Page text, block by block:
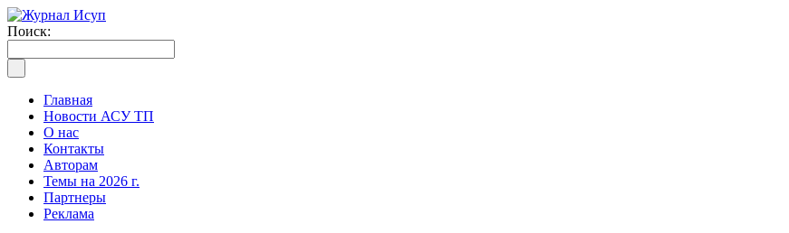
Поиск:
Главная
Новости АСУ ТП
О нас
Контакты
Авторам
Темы на 2026 г.
Партнеры
Реклама